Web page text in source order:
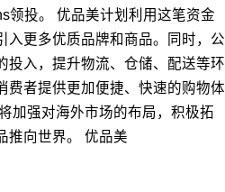
领投。 优品美计划利用这笔资金
入更多优质品牌和商品。同时，公
投入，提升物流、仓储、配送等环
费者提供更加便捷、快速的购物体
加强对海外市场的布局，积极拓
推向世界。 优品美